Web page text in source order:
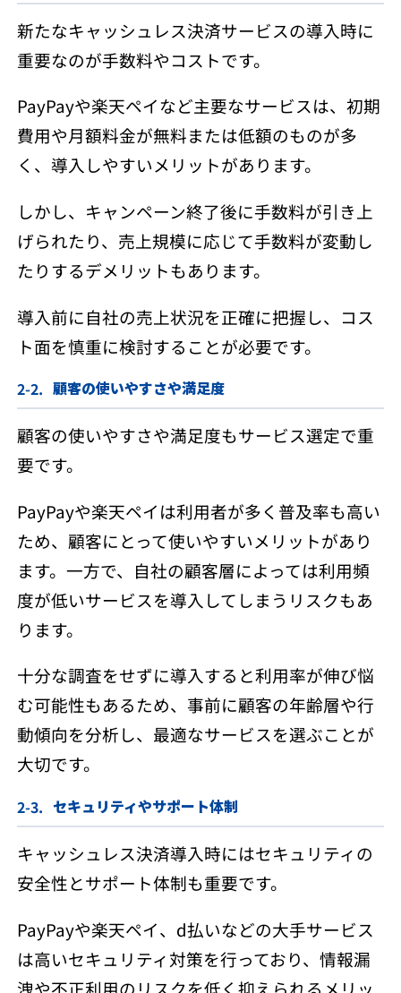
新たなキャッシュレス決済サービスの導入時に
重要なのが手数料やコストです。
PayPayや楽天ペイなど主要なサービスは、初期
費用や月額料金が無料または低額のものが多
く、導入しやすいメリットがあります。
しかし、キャンペーン終了後に手数料が引き上
げられたり、売上規模に応じて手数料が変動し
たりするデメリットもあります。
導入前に自社の売上状況を正確に把握し、コス
ト面を慎重に検討することが必要です。
顧客の使いやすさや満足度
顧客の使いやすさや満足度もサービス選定で重
要です。
PayPayや楽天ペイは利用者が多く普及率も高い
ため、顧客にとって使いやすいメリットがあり
ます。一方で、自社の顧客層によっては利用頻
度が低いサービスを導入してしまうリスクもあ
ります。
十分な調査をせずに導入すると利用率が伸び悩
む可能性もあるため、事前に顧客の年齢層や行
動傾向を分析し、最適なサービスを選ぶことが
大切です。
セキュリティやサポート体制
キャッシュレス決済導入時にはセキュリティの
安全性とサポート体制も重要です。
PayPayや楽天ペイ、d払いなどの大手サービス
は高いセキュリティ対策を行っており、情報漏
洩や不正利用のリスクを低く抑えられるメリッ